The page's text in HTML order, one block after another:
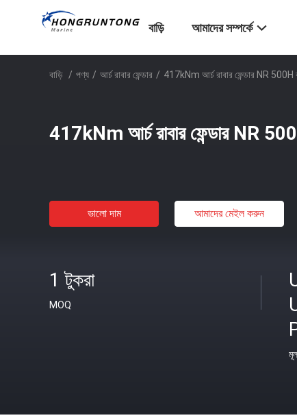
বাড়ি আমাদের সম্পর্কে
বাড়ি / পণ্য / আর্চ রাবার ফেন্ডার / 417kNm আর্চ রাবার ফেন্ডার NR 500H
417kNm আর্চ রাবার ফেন্ডার NR
ভালো দাম আমাদের মেইল ​​করুন
1 টুকরা
MOQ